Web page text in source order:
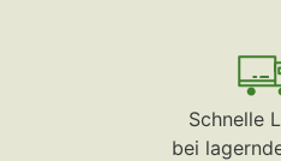
Schnelle
bei